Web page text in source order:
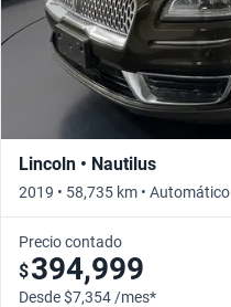
Lincoln • Nautilus
2019 • 58,735 km • Automático
Precio contado
$394,999
Desde $7,354 /mes*